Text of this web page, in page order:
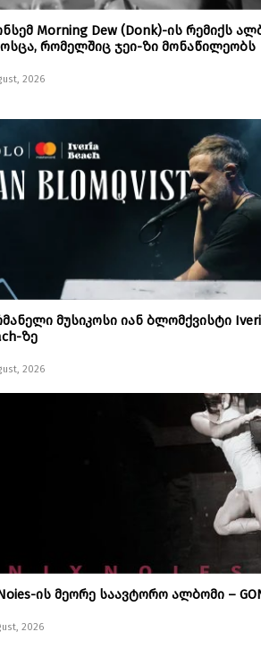
Morning Dew (Donk)-ის რემიქს
რომელშიც ჯეი-ზი მონაწილეობს
2026
მუსიკოსი იან ბლომქვისტი
ზე
2026
ის მეორე საავტორო ალბომი –
2026